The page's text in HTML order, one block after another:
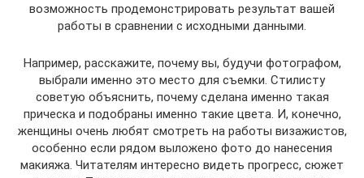
возможность продемонстрировать результат вашей
работы в сравнении с исходными данными.
Например, расскажите, почему вы, будучи фотографом,
выбрали именно это место для съемки. Стилисту
советую объяснить, почему сделана именно такая
прическа и подобраны именно такие цвета. И, конечно,
женщины очень любят смотреть на работы визажистов,
особенно если рядом выложено фото до нанесения
макияжа. Читателям интересно видеть прогресс, сюжет